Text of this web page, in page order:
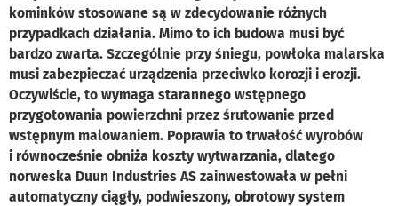
kominków stosowane są w zdecydowanie różnych
przypadkach działania. Mimo to ich budowa musi być
bardzo zwarta. Szczególnie przy śniegu, powłoka malarska
musi zabezpieczać urządzenia przeciwko korozji i erozji.
Oczywiście, to wymaga starannego wstępnego
przygotowania powierzchni przez śrutowanie przed
wstępnym malowaniem. Poprawia to trwałość wyrobów
i równocześnie obniża koszty wytwarzania, dlatego
norweska Duun Industries AS zainwestowała w pełni
automatyczny ciągły, podwieszony, obrotowy system